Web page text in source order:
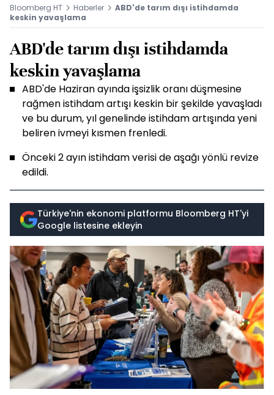
Bloomberg HT Haberler
ABD'de tarım dışı istihdamda
keskin yavaşlama
ABD'de tarım dışı istihdamda
keskin yavaşlama
ABD'de Haziran ayında işsizlik oranı düşmesine
rağmen istihdam artışı keskin bir şekilde yavaşladı
ve bu durum, yıl genelinde istihdam artışında yeni
beliren ivmeyi kısmen frenledi.
Önceki 2 ayın istihdam verisi de aşağı yönlü revize
edildi.
Türkiye'nin ekonomi platformu Bloomberg HT'yi
Google listesine ekleyin